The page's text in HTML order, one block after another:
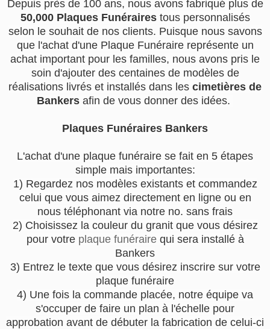
Depuis près de 100 ans, nous avons fabriqué plus de
50,000 Plaques Funérairestous personnalisés
selon le souhait de nos clients. Puisque nous savons
que l'achat d'une Plaque Funéraire représente un
achat important pour les familles, nous avons pris le
soin d'ajouter des centaines de modèles de
réalisations livrés et installés dans les cimetières de
Bankers afin de vous donner des idées.
Plaques Funéraires Bankers
L'achat d'une plaque funéraire se fait en 5 étapes
simple mais importantes:
1) Regardez nos modèles existants et commandez
celui que vous aimez directement en ligne ou en
nous téléphonant via notre no. sans frais
2) Choisissez la couleur du granit que vous désirez
pour votre plaque funérairequi sera installé à
Bankers
3) Entrez le texte que vous désirez inscrire sur votre
plaque funéraire
4) Une fois la commande placée, notre équipe va
s'occuper de faire un plan à l'échelle pour
approbation avant de débuter la fabrication de celui-ci